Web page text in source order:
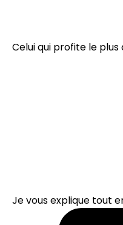
Celui qui profite le plus
Je vous explique tout